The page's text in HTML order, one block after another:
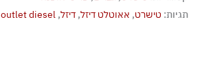
ייבוש בפריסה
תגיות: טישרט, אאוטלט דיזל, דיזל,
outlet diesel